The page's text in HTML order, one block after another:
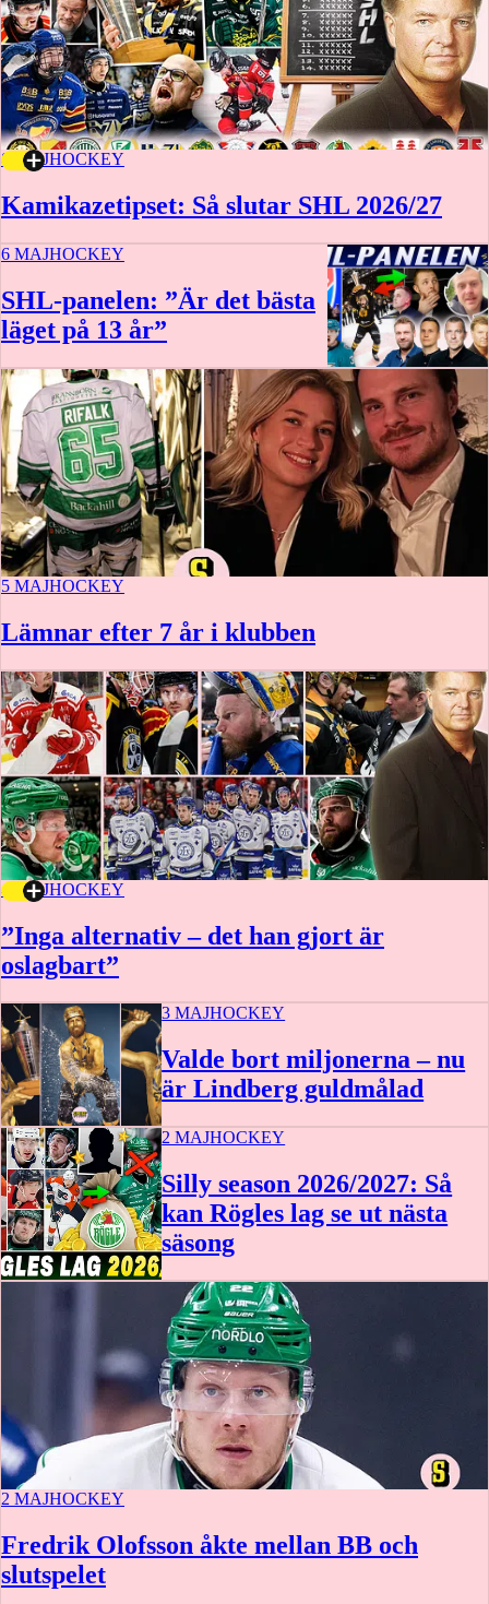
8 MAJHOCKEY
Kamikazetipset: Så slutar SHL 2026/27
6 MAJHOCKEY
SHL-panelen: ”Är det bästa
läget på 13 år”
5 MAJHOCKEY
Lämnar efter 7 år i klubben
4 MAJHOCKEY
”Inga alternativ – det han gjort är
oslagbart”
3 MAJHOCKEY
Valde bort miljonerna – nu
är Lindberg guldmålad
2 MAJHOCKEY
Silly season 2026/2027: Så
kan Rögles lag se ut nästa
säsong
2 MAJHOCKEY
Fredrik Olofsson åkte mellan BB och
slutspelet